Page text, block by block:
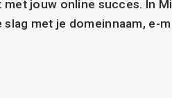
met jouw online succes. In Mi
met je domeinnaam, e-m